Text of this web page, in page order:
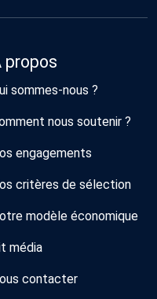
propos
sommes-nous ?
nous soutenir ?
engagements
critères de sélection
modèle économique
média
contacter